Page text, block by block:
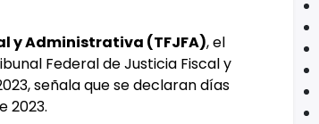
y Administrativa (TFJFA), el
Federal de Justicia Fiscal y
señala que se declaran días
2023.